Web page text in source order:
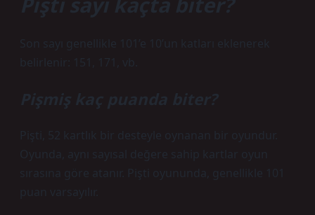
Son sayı genellikle 101’e 10’un katları eklenerek
belirlenir: 151, 171, vb.
Pişmiş kaç puanda biter?
Pişti, 52 kartlık bir desteyle oynanan bir oyundur.
Oyunda, aynı sayısal değere sahip kartlar oyun
sırasına göre atanır. Pişti oyununda, genellikle 101
puan varsayılır.